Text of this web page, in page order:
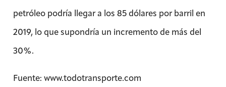
petróleo podría llegar a los 85 dólares por barril en
2019, lo que supondría un incremento de más del
30%.
Fuente: www.todotransporte.com